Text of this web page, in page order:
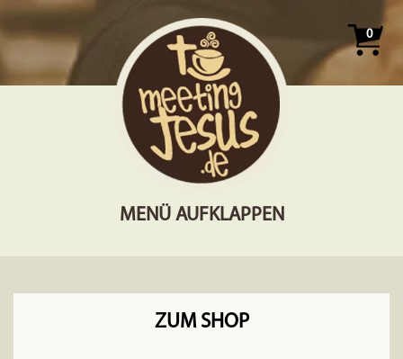
0
MENÜ AUFKLAPPEN
ZUM SHOP